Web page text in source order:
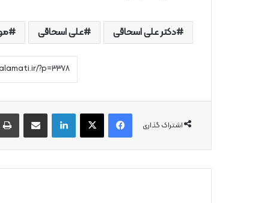
دکتر علی اسحاقی علی اسحاقی
اشتراک گذاری
فیس بوک لینکدین از طریق ایمیل به اشتراک بگذارید